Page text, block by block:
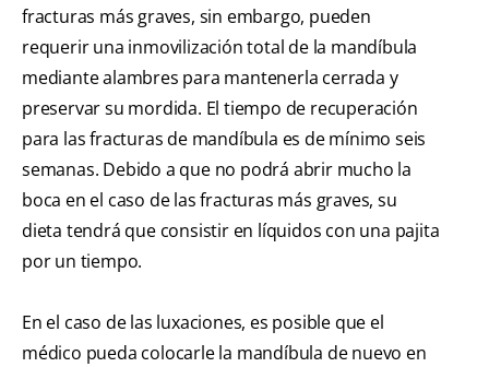
fracturas más graves, sin embargo, pueden
requerir una inmovilización total de la mandíbula
mediante alambres para mantenerla cerrada y
preservar su mordida. El tiempo de recuperación
para las fracturas de mandíbula es de mínimo seis
semanas. Debido a que no podrá abrir mucho la
boca en el caso de las fracturas más graves, su
dieta tendrá que consistir en líquidos con una pajita
por un tiempo.
En el caso de las luxaciones, es posible que el
médico pueda colocarle la mandíbula de nuevo en